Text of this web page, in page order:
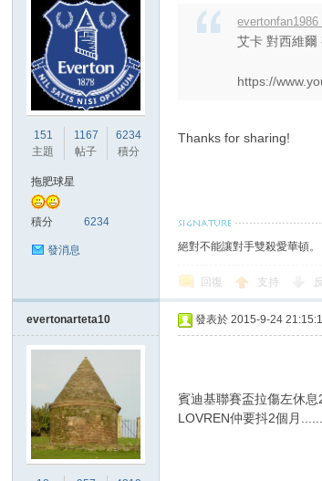
愛
151
主題
1167
帖子
6234
積分
拖肥球星
積分 6234
發消息
艾卡 對西維爾
https://
Thanks for sharing!
絕對不能讓對手雙殺愛華頓。
回復 支持
evertonarteta10 發表於 2015-9-24
賓迪基聯賽盃拉傷左休
LOVREN仲要抖2個月......